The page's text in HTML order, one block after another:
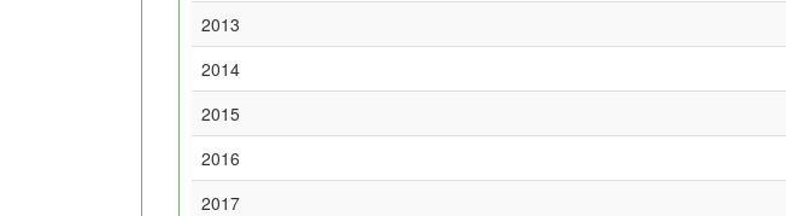
2013
2014
2015
2016
2017